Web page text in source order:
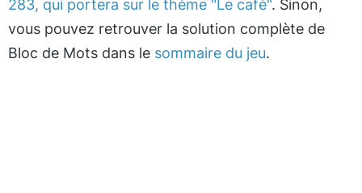
283, qui portera sur le thème "Le café". Sinon,
vous pouvez retrouver la solution complète de
Bloc de Mots dans le sommaire du jeu.